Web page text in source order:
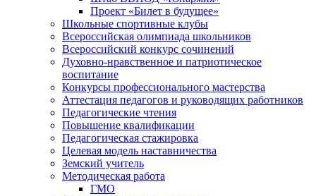
Проект «Билет в будущее»
Школьные спортивные клубы
Всероссийская олимпиада школьников
Всероссийский конкурс сочинений
Духовно-нравственное и патриотическое
воспитание
Конкурсы профессионального мастерства
Аттестация педагогов и руководящих работников
Педагогические чтения
Повышение квалификации
Педагогическая стажировка
Целевая модель наставничества
Земский учитель
Методическая работа
ГМО